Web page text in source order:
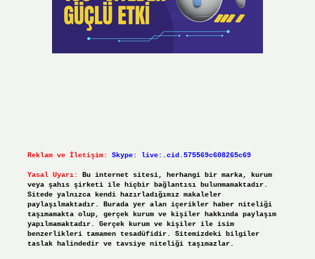
Reklam ve İletişim: Skype: live:.cid.575569c608265c69
Yasal Uyarı:
Bu internet sitesi, herhangi bir marka, kurum
veya şahıs şirketi ile hiçbir bağlantısı bulunmamaktadır.
Sitede yalnızca kendi hazırladığımız makaleler
paylaşılmaktadır. Burada yer alan içerikler haber niteliği
taşımamakta olup, gerçek kurum ve kişiler hakkında paylaşım
yapılmamaktadır. Gerçek kurum ve kişiler ile isim
benzerlikleri tamamen tesadüfidir. Sitemizdeki bilgiler
taslak halindedir ve tavsiye niteliği taşımazlar.